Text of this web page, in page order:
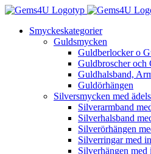
Fortsätt
innehålletSmyckeskategorier
Guldsmycken
Guldberlocker o
Guldbroscher och
Guldhalsband,
Guldörhängen
Silversmycken med
Silverarmband
Silverhalsband
Silverörhängen
Silverringar med
Silverhängen med